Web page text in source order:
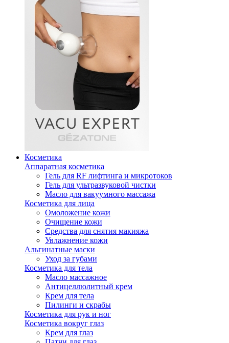
Косметика
Аппаратная косметика
Гель для RF лифтинга и микротоков
Гель для ультразвуковой чистки
Масло для вакуумного массажа
Косметика для лица
Омоложение кожи
Очищение кожи
Средства для снятия макияжа
Увлажнение кожи
Альгинатные маски
Уход за губами
Косметика для тела
Масло массажное
Антицеллюлитный крем
Крем для тела
Пилинги и скрабы
Косметика для рук и ног
Косметика вокруг глаз
Крем для глаз